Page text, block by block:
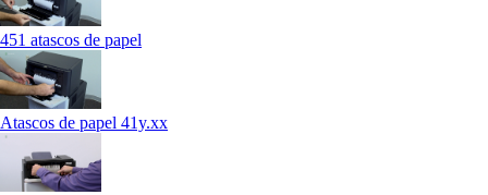
451 atascos de papel
Atascos de papel 41y.xx